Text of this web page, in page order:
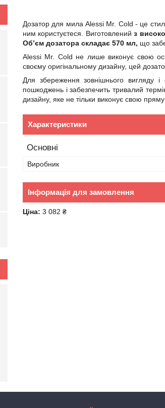
Дозатор для мила Alessi Mr. Cold - це
ним користуєтеся. Виготовлений з
Об’єм дозатора складає 570 мл, що
Alessi Mr. Cold не лише виконує свою
своєму оригінальному дизайну, цей
Для збереження зовнішнього вигляду і
пошкоджень і забезпечить тривалий
дизайну, яке не тільки виконує свою
Характеристики
Основні
Виробник
Інформація для замовлення
Ціна: 3 082 ₴